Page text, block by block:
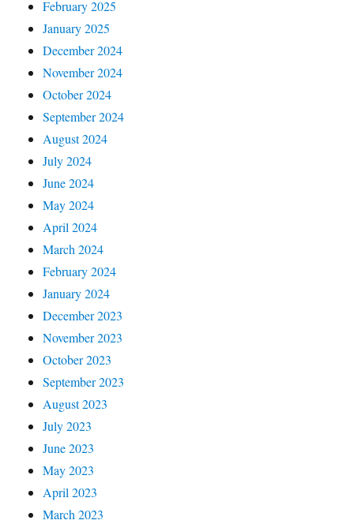
February 2025
January 2025
December 2024
November 2024
October 2024
September 2024
August 2024
July 2024
June 2024
May 2024
April 2024
March 2024
February 2024
January 2024
December 2023
November 2023
October 2023
September 2023
August 2023
July 2023
June 2023
May 2023
April 2023
March 2023